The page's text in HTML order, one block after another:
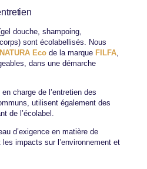
douche, shampoing,
sont écolabellisés. Nous
Eco de la marque FILFA,
dans une démarche
charge de l’entretien des
utilisent également des
de l’écolabel.
d’exigence en matière de
impacts sur l’environnement et